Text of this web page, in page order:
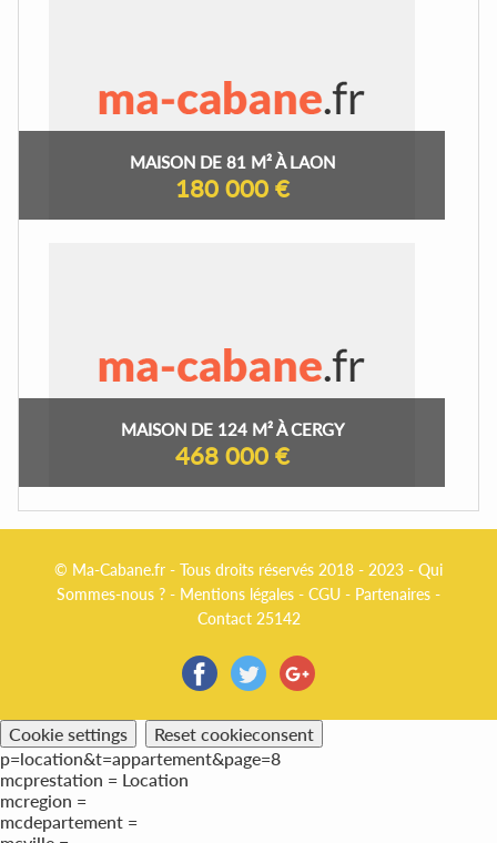
MAISON DE 81 M² À LAON
180 000 €
MAISON DE 124 M² À CERGY
468 000 €
© Ma-Cabane.fr - Tous droits réservés 2018 - 2023 - Qui
Sommes-nous ? - Mentions légales - CGU - Partenaires -
Contact 25142
Cookie settings
Reset cookieconsent
p=location&t=appartement&page=8
mcprestation = Location
mcregion =
mcdepartement =